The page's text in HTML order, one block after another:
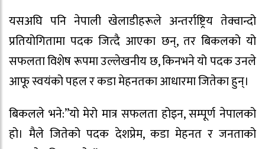
यसअघि पनि नेपाली खेलाडीहरूले अन्तर्राष्ट्रिय तेक्वान्दो
प्रतियोगितामा पदक जित्दै आएका छन्, तर बिकलको यो
सफलता विशेष रूपमा उल्लेखनीय छ, किनभने यो पदक उनले
आफू स्वयंको पहल र कडा मेहनतका आधारमा जितेका हुन्।
बिकलले भने:”यो मेरो मात्र सफलता होइन, सम्पूर्ण नेपालको
हो। मैले जितेको पदक देशप्रेम, कडा मेहनत र जनताको